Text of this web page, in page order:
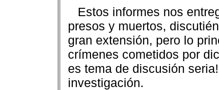
Estos informes nos
presos y muertos,
gran extensión, pero lo
crímenes cometidos por
es tema de discusión
investigación.